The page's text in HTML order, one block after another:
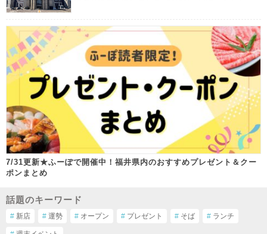
7/31更新★ふーぽで開催中！福井県内のおすすめプレゼント＆クー
ポンまとめ
話題のキーワード
# 新店 # 運勢 # オープン # プレゼント # そば # ランチ